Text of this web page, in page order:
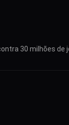
30 milhões de